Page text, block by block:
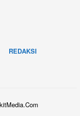
REDAKSI